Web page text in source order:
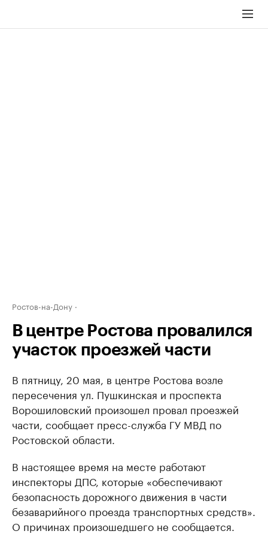
Ростов-на-Дону
В центре Ростова провалился
участок проезжей части
В пятницу, 20 мая, в центре Ростова возле
пересечения ул. Пушкинская и проспекта
Ворошиловский произошел провал проезжей
части, сообщает пресс-служба ГУ МВД по
Ростовской области.
В настоящее время на месте работают
инспекторы ДПС, которые «обеспечивают
безопасность дорожного движения в части
безаварийного проезда транспортных средств».
О причинах произошедшего не сообщается.